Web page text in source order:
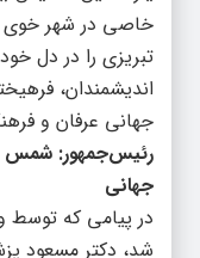
خاصی در شهر خوی
تبریزی را در دل
اندیشمندان،
جهانی عرفان و
رئیس‌جمهور: شمس و
جهانی
در پیامی که توسط
شد، دکتر مسعود